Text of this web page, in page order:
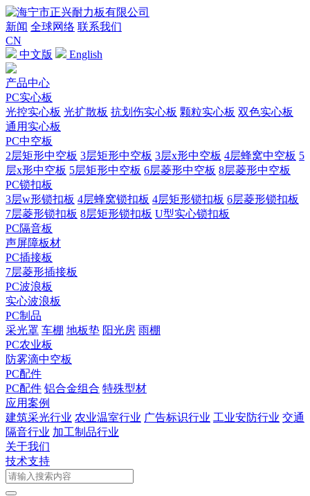
新闻 全球网络 联系我们
CN
中文版
English
产品中心
PC实心板
光控实心板 光扩散板 抗划伤实心板 颗粒实心板 双色实心板
通用实心板
PC中空板
2层矩形中空板 3层矩形中空板 3层x形中空板 4层蜂窝中空板 5
层x形中空板 5层矩形中空板 6层菱形中空板 8层菱形中空板
PC锁扣板
3层w形锁扣板 4层蜂窝锁扣板 4层矩形锁扣板 6层菱形锁扣板
7层菱形锁扣板 8层矩形锁扣板 U型实心锁扣板
PC隔音板
声屏障板材
PC插接板
7层菱形插接板
PC波浪板
实心波浪板
PC制品
采光罩 车棚 地板垫 阳光房 雨棚
PC农业板
防雾滴中空板
PC配件
PC配件 铝合金组合 特殊型材
应用案例
建筑采光行业 农业温室行业 广告标识行业 工业安防行业 交通
隔音行业 加工制品行业
关于我们
技术支持